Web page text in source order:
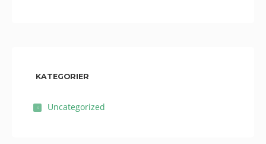
KATEGORIER
Uncategorized